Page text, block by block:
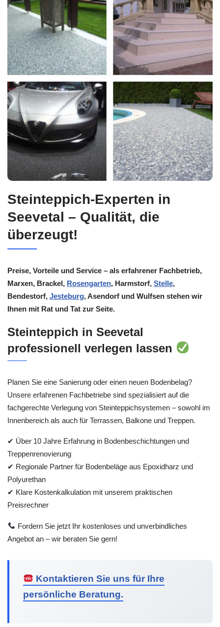
Steinteppich-Experten in
Seevetal – Qualität, die
überzeugt!
Preise, Vorteile und Service – als erfahrener Fachbetrieb,
Marxen, Brackel, Rosengarten, Harmstorf, Stelle,
Bendestorf, Jesteburg, Asendorf und Wulfsen stehen wir
Ihnen mit Rat und Tat zur Seite.
Steinteppich in Seevetal
professionell verlegen lassen
Planen Sie eine Sanierung oder einen neuen Bodenbelag?
Unsere erfahrenen Fachbetriebe sind spezialisiert auf die
fachgerechte Verlegung von Steinteppichsystemen – sowohl im
Innenbereich als auch für Terrassen, Balkone und Treppen.
✔ Über 10 Jahre Erfahrung in Bodenbeschichtungen und
Treppenrenovierung
✔ Regionale Partner für Bodenbeläge aus Epoxidharz und
Polyurethan
✔ Klare Kostenkalkulation mit unserem praktischen
Preisrechner
Fordern Sie jetzt Ihr kostenloses und unverbindliches
Angebot an – wir beraten Sie gern!
Kontaktieren Sie uns für Ihre
persönliche Beratung.